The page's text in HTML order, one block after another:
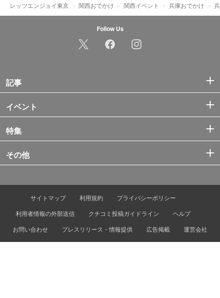
レッツエンジョイ東京 関西おでかけ 関西イベント 兵庫おでかけ
Follow Us
記事
イベント
特集
その他
サイトマップ 利用規約
プライバシーポリシー
利用者情報の外部送信
クチコミ投稿ガイドライン
ヘルプ
お問い合わせ
プレスリリース・情報提供 広告掲載 運営会社